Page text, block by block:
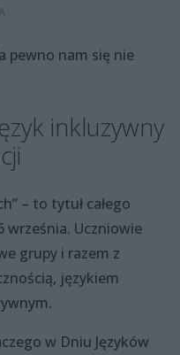
pewno nam się nie
inkluzywny
– to tytuł całego
września. Uczniowie
grupy i razem z
językiem
w Dniu Języków